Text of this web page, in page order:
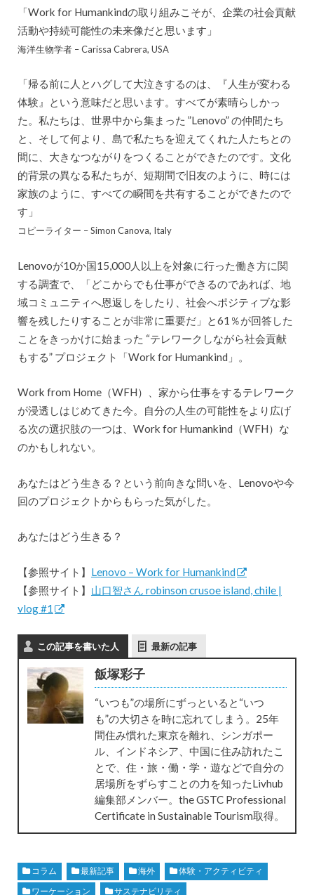
「Work for Humankindの取り組みこそが、企業の社会貢献
活動や持続可能性の未来像だと思います」
海洋生物学者 – Carissa Cabrera, USA
「帰る前に人とハグして大泣きするのは、『人生が変わる
体験』という意味だと思います。すべてが素晴らしかっ
た。私たちは、世界中から集まった ”Lenovo” の仲間たち
と、そして何より、島で私たちを迎えてくれた人たちとの
間に、大きなつながりをつくることができたのです。文化
的背景の異なる私たちが、短期間で旧友のように、時には
家族のように、すべての瞬間を共有することができたので
す」
コピーライター – Simon Canova, Italy
Lenovoが10か国15,000人以上を対象に行った働き方に関
する調査で、「どこからでも仕事ができるのであれば、地
域コミュニティへ恩返しをしたり、社会へポジティブな影
響を残したりすることが非常に重要だ」と61％が回答した
ことをきっかけに始まった “テレワークしながら社会貢献
もする” プロジェクト「Work for Humankind」。
Work from Home（WFH）、家から仕事をするテレワーク
が浸透しはじめてきた今。自分の人生の可能性をより広げ
る次の選択肢の一つは、Work for Humankind（WFH）な
のかもしれない。
あなたはどう生きる？という前向きな問いを、Lenovoや今
回のプロジェクトからもらった気がした。
あなたはどう生きる？
【参照サイト】 Lenovo – Work for Humankind
【参照サイト】 山口智さん robinson crusoe island, chile |
vlog #1
この記事を書いた人 最新の記事
飯塚彩子
“いつも”の場所にずっといると“いつ
も”の大切さを時に忘れてしまう。25年
間住み慣れた東京を離れ、シンガポー
ル、インドネシア、中国に住み訪れたこ
とで、住・旅・働・学・遊などで自分の
居場所をずらすことの力を知ったLivhub
編集部メンバー。the GSTC Professional
Certificate in Sustainable Tourism取得。
コラム 最新記事 海外
体験・アクティビティ
ワーケーション
サステナビリティ